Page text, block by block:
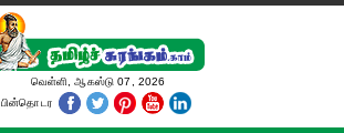
வெள்ளி, ஆகஸ்டு 07, 2026
பின்தொடர